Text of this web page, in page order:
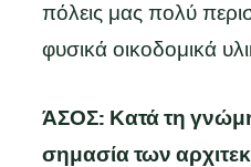
πόλεις μας πολύ
φυσικά οικοδομικά
ΆΣΟΣ: Κατά τη γνώμη
σημασία των